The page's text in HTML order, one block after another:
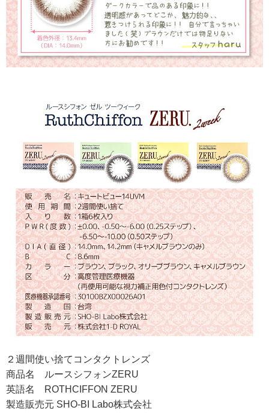
２週間使い捨てコンタクトレンズ
商品名 ルースシフォンZERU
英語名 ROTHCIFFON ZERU
製造販売元 SHO-BI Labo株式会社